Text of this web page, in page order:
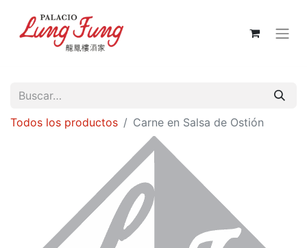
Todos los productos Carne en Salsa de Ostión